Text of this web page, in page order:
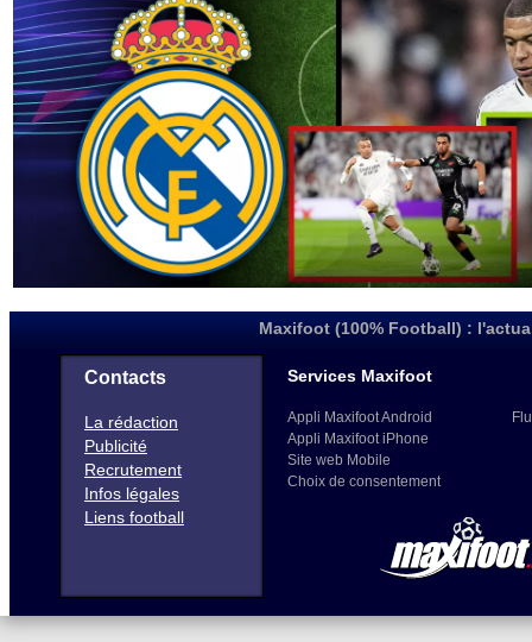
Maxifoot (100% Football) :
Contacts
La rédaction
Publicité
Recrutement
Infos légales
Liens football
Services Maxifoot
Appli Maxifoot Android
Appli Maxifoot iPhone
Site web Mobile
Choix de consentement